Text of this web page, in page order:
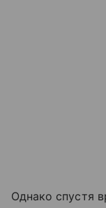
Однако спустя